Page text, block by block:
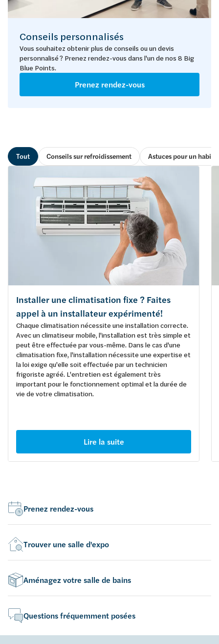
Conseils personnalisés
Vous souhaitez obtenir plus de conseils ou un devis
personnalisé ? Prenez rendez-vous dans l'un de nos 8 Big
Blue Points.
Prenez rendez-vous
Tout Conseils sur refroidissement Astuces pour un
Installer une climatisation fixe ? Faites
appel à un installateur expérimenté!
Chaque climatisation nécessite une installation correcte.
Avec un climatiseur mobile, l'installation est très simple et
peut être effectuée par vous-même. Dans le cas d'une
climatisation fixe, l'installation nécessite une expertise et
la loi exige qu'elle soit effectuée par un technicien
frigoriste agréé. L'entretien est également très
important pour le fonctionnement optimal et la durée de
vie de votre climatisation.
Lire la suite
Prenez rendez-vous
Trouver une salle d'expo
Aménagez votre salle de bains
Questions fréquemment posées